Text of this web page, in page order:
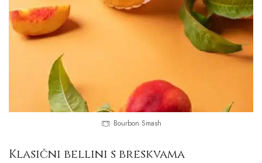
Bourbon Smash
Klasični bellini s breskvama